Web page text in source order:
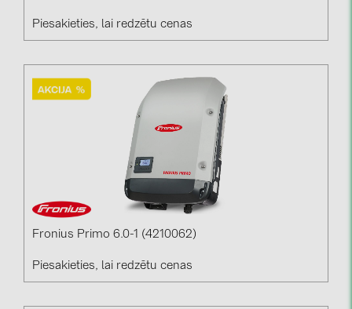
Trina Solar (6)
WHES (5)
Piesakieties, lai redzētu cenas
Fronius Primo 6.0-1 (4210062)
Piesakieties, lai redzētu cenas